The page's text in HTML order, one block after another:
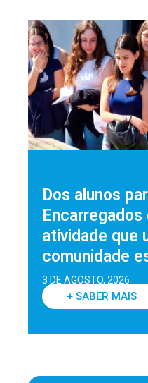
Dos alunos
Encarregados
atividade que
comunidade
3 DE AGOSTO, 2026
+ SABER MAIS